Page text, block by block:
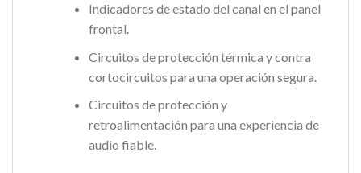
Indicadores de estado del canal en el panel
frontal.
Circuitos de protección térmica y contra
cortocircuitos para una operación segura.
Circuitos de protección y
retroalimentación para una experiencia de
audio fiable.